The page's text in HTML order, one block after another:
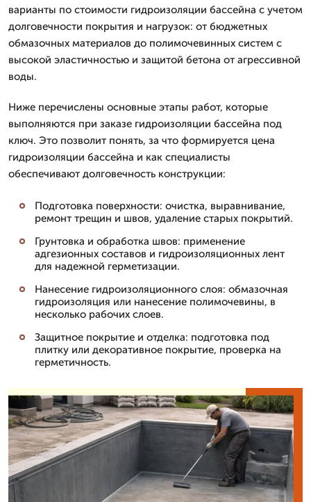
варианты по стоимости гидроизоляции бассейна с учетом
долговечности покрытия и нагрузок: от бюджетных
обмазочных материалов до полимочевинных систем с
высокой эластичностью и защитой бетона от агрессивной
воды.
Ниже перечислены основные этапы работ, которые
выполняются при заказе гидроизоляции бассейна под
ключ. Это позволит понять, за что формируется цена
гидроизоляции бассейна и как специалисты
обеспечивают долговечность конструкции:
Подготовка поверхности: очистка, выравнивание,
ремонт трещин и швов, удаление старых покрытий.
Грунтовка и обработка швов: применение
адгезионных составов и гидроизоляционных лент
для надежной герметизации.
Нанесение гидроизоляционного слоя: обмазочная
гидроизоляция или нанесение полимочевины, в
несколько рабочих слоев.
Защитное покрытие и отделка: подготовка под
плитку или декоративное покрытие, проверка на
герметичность.